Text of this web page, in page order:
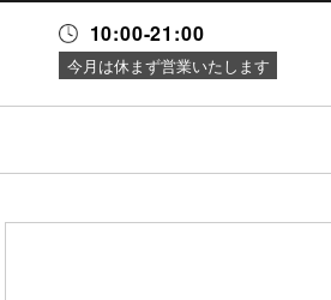
10:00-21:00
今月は休まず営業いたします